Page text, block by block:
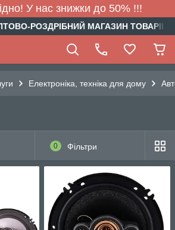
У нас знижки до 50% !!!
РОЗДРІБНИЙ МАГАЗИН
Електроніка, техніка для дому
0 Фільтри